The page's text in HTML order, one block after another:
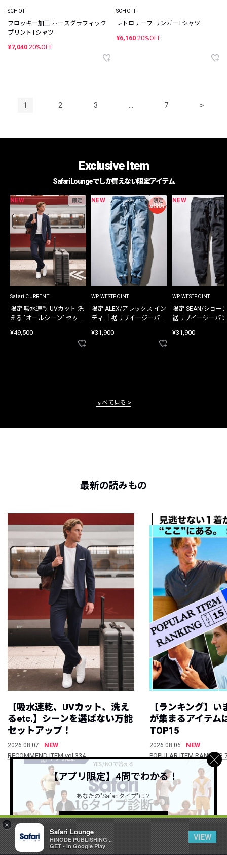
×
Safari Lounge
HINODE PUBLISHING ..
GET - In Google Play
VIEW
SCHOTT
フロッキー加工 ホースグラフィック
プリントTシャツ
¥7,040 20%OFF
SCHOTT
レトロサーフ リンガーTシャツ
¥6,160 20%OFF
1 2 3 7 >
Exclusive Item
Safari Loungeでしか買えない限定アイテム
NEW 限定
Safari CURRENT
限定 吸水速乾 UVカット 洗
える "オールシーン" セット
¥49,500
NEW 限定
WP WESTPOINT
限定 ALEX/アレックス イン
ディゴ 裾リブイージーパン
¥31,900
NEW
WP WESTPOINT
限定 SEAN/ショー
裾リブイージーパ
¥31,900
すべて見る
最新の読みもの
【吸水速乾、UVカット、洗え
るetc.】シーンを選ばない万能
セットアップ！
2026.08.07
NEW
RECOMMEND ITEM vol.334
【ランキング】
が集まるアイテム
TOP15
2026.08.06
NEW
POPULAR ITEM
すべて見る
公式SNSアカウント
【アプリ限定】4問でわかる！
あなたの"Safariタイプ"は？
詳しくはこちら ＞